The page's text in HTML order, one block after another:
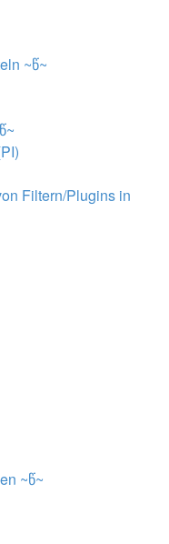
~წ~
Filtern/Plugins in
~წ~